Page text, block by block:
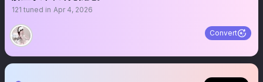
121 tuned in Apr 4, 2026
Convert